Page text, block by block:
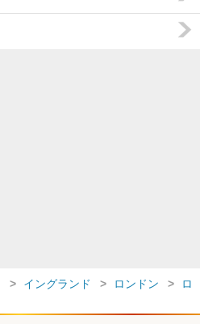
イングランド ロンドン
ロ